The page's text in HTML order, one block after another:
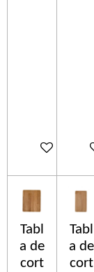
In In
Tabl
a de
cort
Tabl
a de
cort